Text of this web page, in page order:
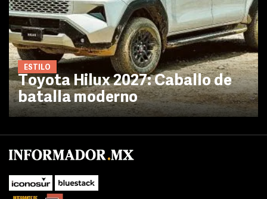
ESTILO
Toyota Hilux 2027: Caballo de
batalla moderno